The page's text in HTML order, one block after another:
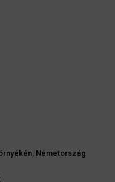
Németország